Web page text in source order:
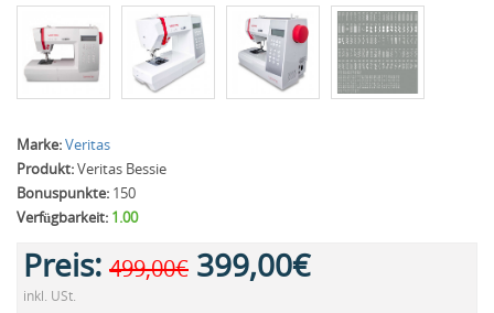
Marke:Veritas
Produkt:Veritas Bessie
Bonuspunkte: 150
Verfügbarkeit: 1.00
Preis: 499,00€ 399,00€
inkl. USt.